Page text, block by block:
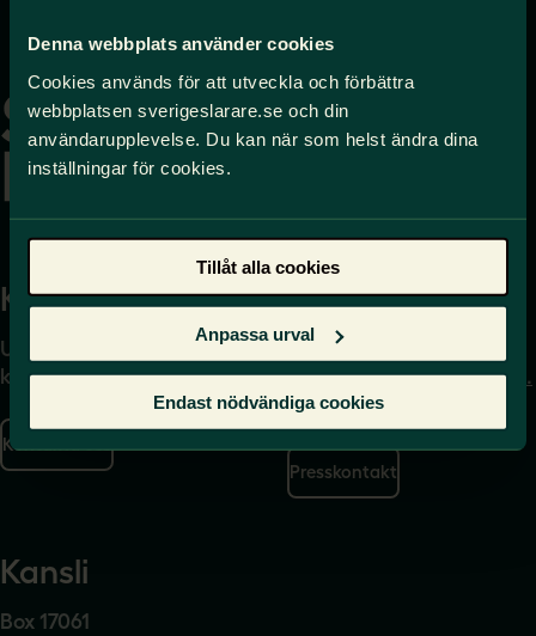
Denna webbplats använder cookies
Cookies används för att utveckla och förbättra
webbplatsen sverigeslarare.se och din
användarupplevelse. Du kan när som helst ändra dina
inställningar för cookies.
Tillåt alla cookies
Anpassa urval
Endast nödvändiga cookies
startsidan
Kontakta
Uppgifter om hur du
kontaktar oss finns här.
Kontakta oss
Press
Journalist – du når oss
på press@sverigeslarare.
se
Presskontakt
Kansli
Box 17061